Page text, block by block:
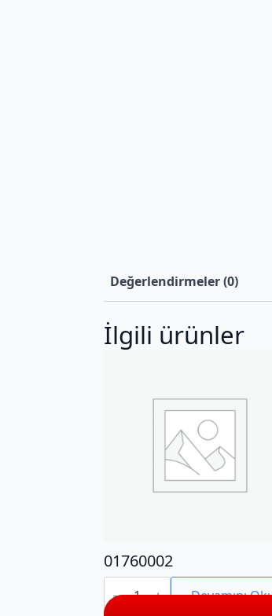
Değerlendirmeler (0)
İlgili ürünler
01760002
01760002
adet Devamını